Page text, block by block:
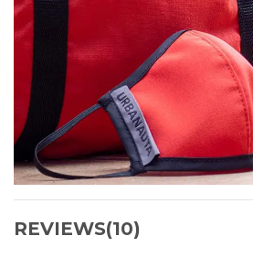
REVIEWS(10)